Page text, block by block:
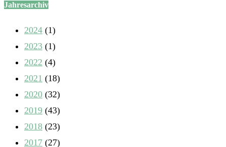
Jahresarchiv
2024 (1)
2023 (1)
2022 (4)
2021 (18)
2020 (32)
2019 (43)
2018 (23)
2017 (27)